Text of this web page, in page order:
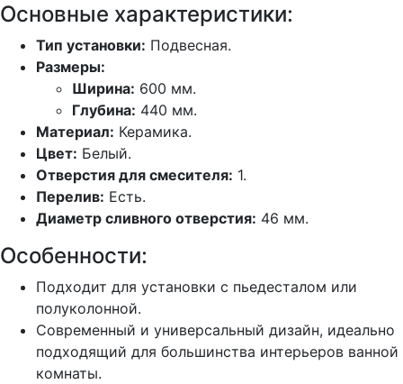
Основные характеристики:
Тип установки: Подвесная.
Размеры:
Ширина: 600 мм.
Глубина: 440 мм.
Материал: Керамика.
Цвет: Белый.
Отверстия для смесителя: 1.
Перелив: Есть.
Диаметр сливного отверстия: 46 мм.
Особенности:
Подходит для установки с пьедесталом или
полуколонной.
Современный и универсальный дизайн, идеально
подходящий для большинства интерьеров ванной
комнаты.